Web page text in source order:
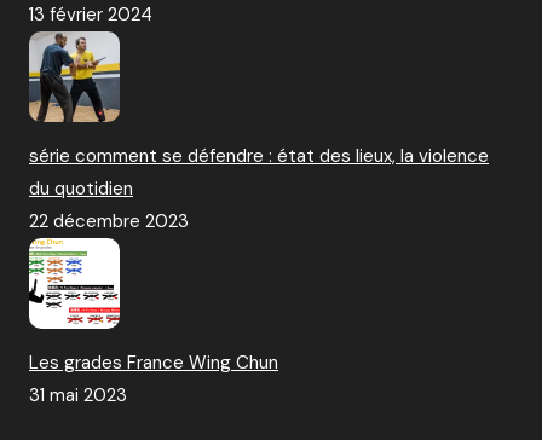
13 février 2024
série comment se défendre : état des lieux, la violence
du quotidien
22 décembre 2023
Les grades France Wing Chun
31 mai 2023